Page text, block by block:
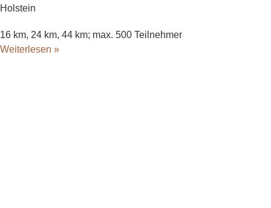
Holstein
16 km, 24 km, 44 km; max. 500 Teilnehmer
Weiterlesen »